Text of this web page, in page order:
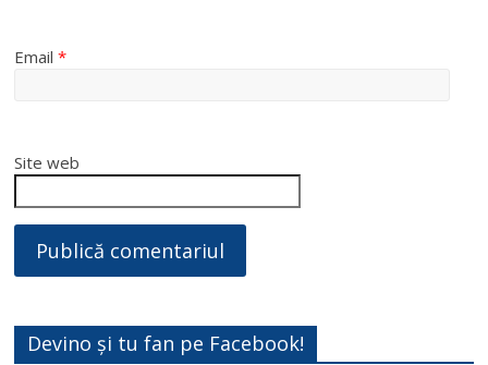
Email*
Site web
Devino și tu fan pe Facebook!